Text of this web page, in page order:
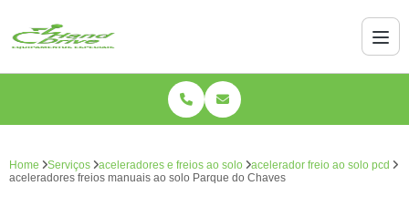
Home Serviços aceleradores e freios ao solo
acelerador freio ao solo pcd
aceleradores freios manuais ao solo Parque do Chaves